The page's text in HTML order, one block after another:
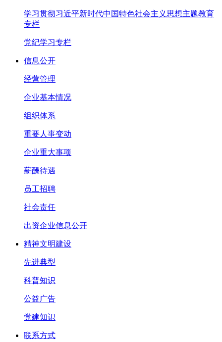
学习贯彻习近平新时代中国特色社会主义思想主题教育
专栏
党纪学习专栏
信息公开
经营管理
企业基本情况
组织体系
重要人事变动
企业重大事项
薪酬待遇
员工招聘
社会责任
出资企业信息公开
精神文明建设
先进典型
科普知识
公益广告
党建知识
联系方式